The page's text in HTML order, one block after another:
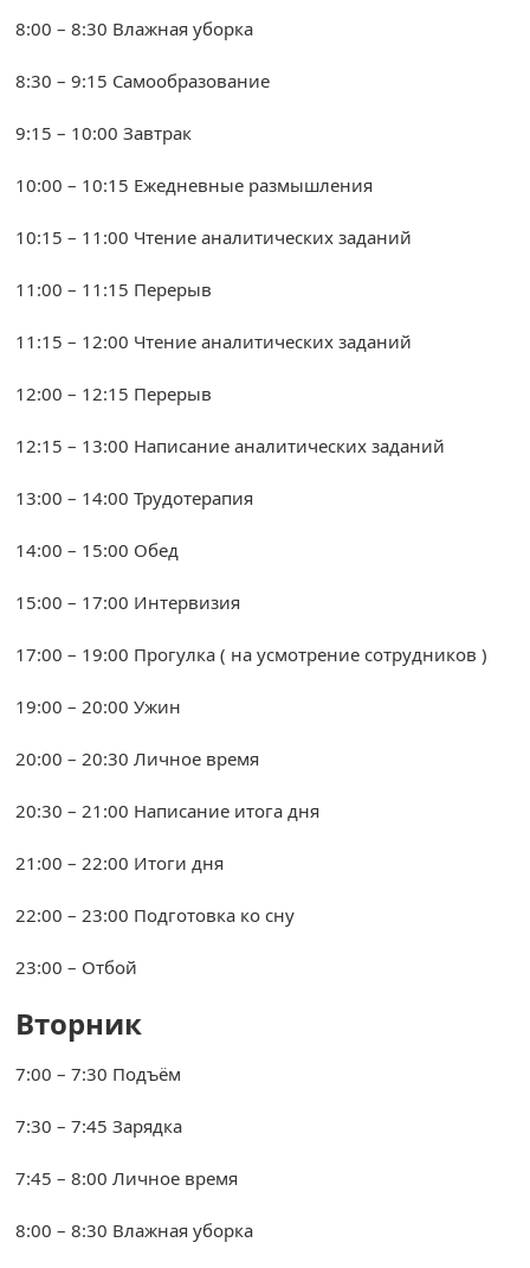
8:00 – 8:30 Влажная уборка
8:30 – 9:15 Самообразование
9:15 – 10:00 Завтрак
10:00 – 10:15 Ежедневные размышления
10:15 – 11:00 Чтение аналитических заданий
11:00 – 11:15 Перерыв
11:15 – 12:00 Чтение аналитических заданий
12:00 – 12:15 Перерыв
12:15 – 13:00 Написание аналитических заданий
13:00 – 14:00 Трудотерапия
14:00 – 15:00 Обед
15:00 – 17:00 Интервизия
17:00 – 19:00 Прогулка ( на усмотрение сотрудников )
19:00 – 20:00 Ужин
20:00 – 20:30 Личное время
20:30 – 21:00 Написание итога дня
21:00 – 22:00 Итоги дня
22:00 – 23:00 Подготовка ко сну
23:00 – Отбой
Вторник
7:00 – 7:30 Подъём
7:30 – 7:45 Зарядка
7:45 – 8:00 Личное время
8:00 – 8:30 Влажная уборка